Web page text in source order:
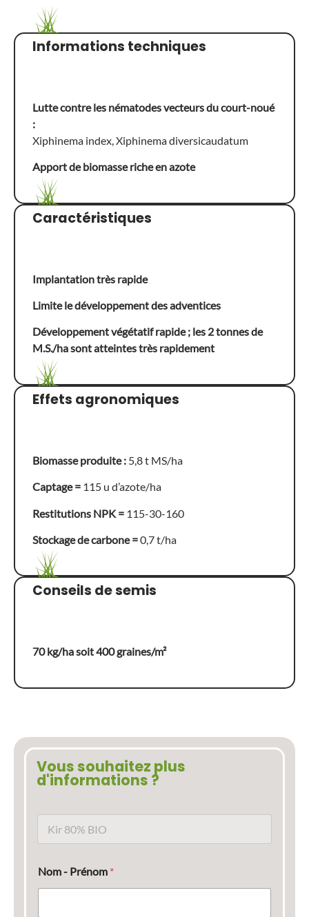
Informations techniques
Lutte contre les nématodes vecteurs du court-noué
:
Xiphinema index, Xiphinema diversicaudatum
Apport de biomasse riche en azote
Caractéristiques
Implantation très rapide
Limite le développement des adventices
Développement végétatif rapide ; les 2 tonnes de
M.S./ha sont atteintes très rapidement
Effets agronomiques
Biomasse produite : 5,8 t MS/ha
Captage = 115 u d’azote/ha
Restitutions NPK = 115-30-160
Stockage de carbone =0,7 t/ha
Conseils de semis
70 kg/ha soit 400 graines/m²
Vous souhaitez plus
d'informations ?
m
u
p
Nom - Prénom *